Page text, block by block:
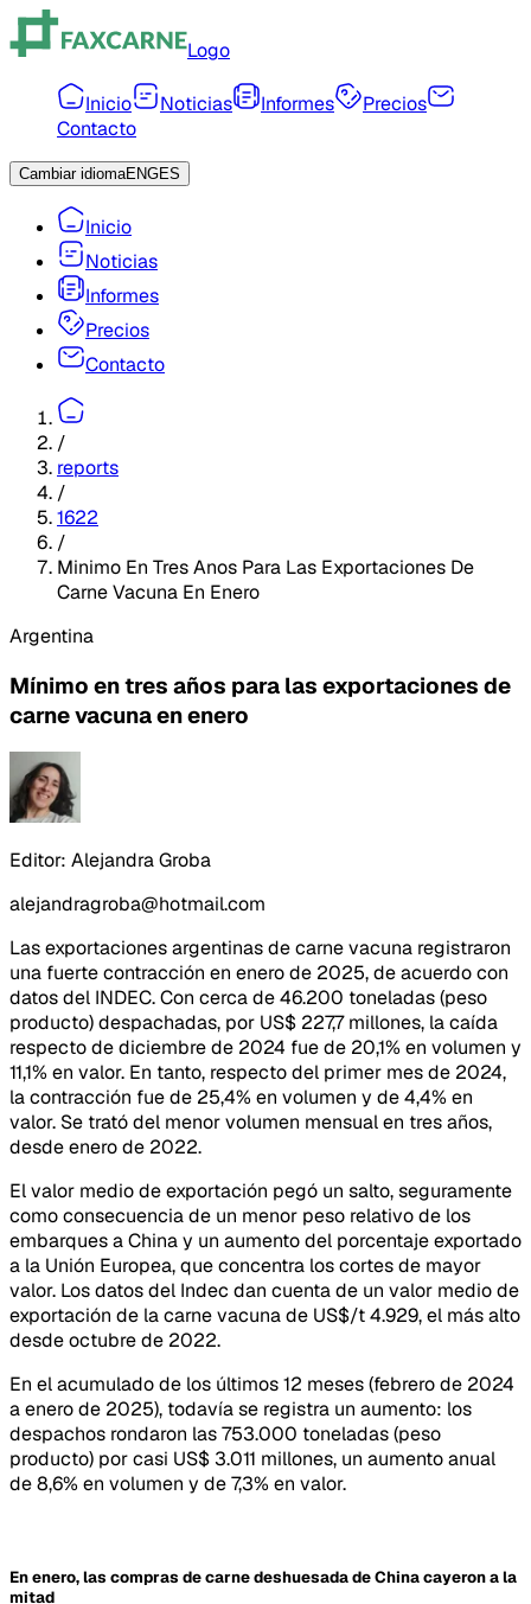
Logo
Inicio Noticias Informes
Precios
Contacto
Cambiar idiomaENGES
Inicio
Noticias
Informes
Precios
Contacto
/
reports
/
1622
/
Minimo En Tres Anos Para Las Exportaciones De
Carne Vacuna En Enero
Argentina
Mínimo en tres años para las exportaciones de
carne vacuna en enero
Editor: Alejandra Groba
alejandragroba@hotmail.com
Las exportaciones argentinas de carne vacuna registraron
una fuerte contracción en enero de 2025, de acuerdo con
datos del INDEC. Con cerca de 46.200 toneladas (peso
producto) despachadas, por US$ 227,7 millones, la caída
respecto de diciembre de 2024 fue de 20,1% en volumen y
11,1% en valor. En tanto, respecto del primer mes de 2024,
la contracción fue de 25,4% en volumen y de 4,4% en
valor. Se trató del menor volumen mensual en tres años,
desde enero de 2022.
El valor medio de exportación pegó un salto, seguramente
como consecuencia de un menor peso relativo de los
embarques a China y un aumento del porcentaje exportado
a la Unión Europea, que concentra los cortes de mayor
valor. Los datos del Indec dan cuenta de un valor medio de
exportación de la carne vacuna de US$/t 4.929, el más alto
desde octubre de 2022.
En el acumulado de los últimos 12 meses (febrero de 2024
a enero de 2025), todavía se registra un aumento: los
despachos rondaron las 753.000 toneladas (peso
producto) por casi US$ 3.011 millones, un aumento anual
de 8,6% en volumen y de 7,3% en valor.
En enero, las compras de carne deshuesada de China cayeron a la
mitad